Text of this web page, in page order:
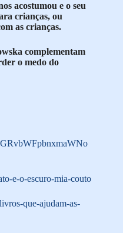
acostumou e o seu
crianças, ou
as crianças.
complementam
o medo do
e-o-escuro-mia-couto
que-ajudam-as-